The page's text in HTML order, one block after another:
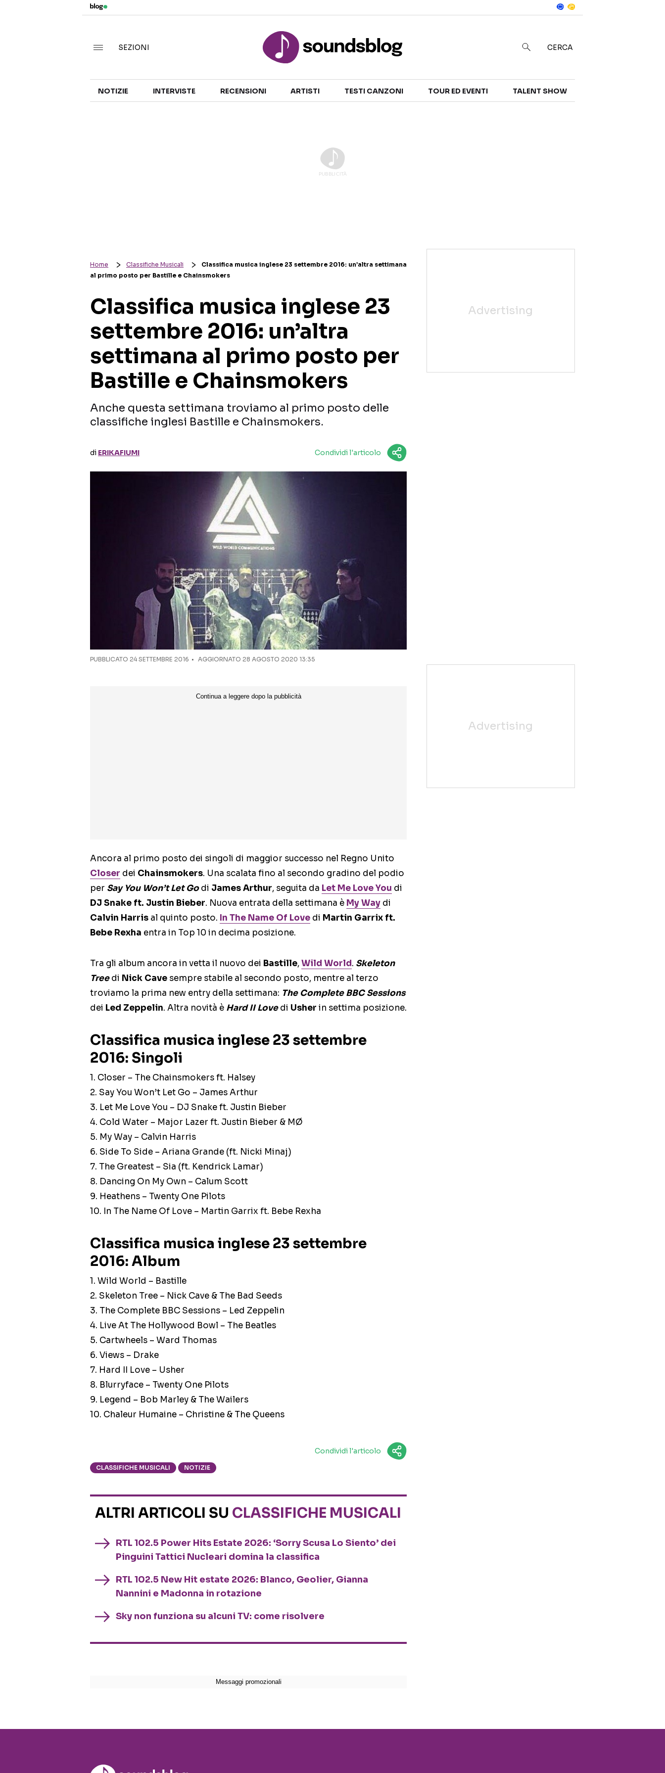
TALENT SHOW
SEZIONI CERCA
NOTIZIE INTERVISTE RECENSIONI ARTISTI TESTI CANZONI TOUR ED EVENTI TALENT SHOW
Home Classifiche Musicali
Classifica musica inglese 23 settembre 2016: un’altra settimana
al primo posto per Bastille e Chainsmokers
Classifica musica inglese 23
settembre 2016: un’altra
settimana al primo posto per
Bastille e Chainsmokers
Anche questa settimana troviamo al primo posto delle
classifiche inglesi Bastille e Chainsmokers.
di ERIKAFIUMI Condividi l'articolo
PUBBLICATO 24 SETTEMBRE 2016 AGGIORNATO 28 AGOSTO 2020 13:35
Ancora al primo posto dei singoli di maggior successo nel Regno Unito
Closer dei Chainsmokers. Una scalata fino al secondo gradino del podio
per Say You Won’t Let Godi James Arthur, seguita da Let Me Love You di
DJ Snake ft. Justin Bieber. Nuova entrata della settimana è My Way di
Calvin Harris al quinto posto. In The Name Of Love di Martin Garrix ft.
Bebe Rexha entra in Top 10 in decima posizione.
Tra gli album ancora in vetta il nuovo dei Bastille,Wild World. Skeleton
Treedi Nick Cave sempre stabile al secondo posto, mentre al terzo
troviamo la prima new entry della settimana: The Complete BBC Sessions
dei Led Zeppelin. Altra novità è Hard II Lovedi Usher in settima posizione.
Classifica musica inglese 23 settembre
2016: Singoli
1. Closer – The Chainsmokers ft. Halsey
2. Say You Won’t Let Go – James Arthur
3. Let Me Love You – DJ Snake ft. Justin Bieber
4. Cold Water – Major Lazer ft. Justin Bieber & MØ
5. My Way – Calvin Harris
6. Side To Side – Ariana Grande (ft. Nicki Minaj)
7. The Greatest – Sia (ft. Kendrick Lamar)
8. Dancing On My Own – Calum Scott
9. Heathens – Twenty One Pilots
10. In The Name Of Love – Martin Garrix ft. Bebe Rexha
Classifica musica inglese 23 settembre
2016: Album
1. Wild World – Bastille
2. Skeleton Tree – Nick Cave & The Bad Seeds
3. The Complete BBC Sessions – Led Zeppelin
4. Live At The Hollywood Bowl – The Beatles
5. Cartwheels – Ward Thomas
6. Views – Drake
7. Hard II Love – Usher
8. Blurryface – Twenty One Pilots
9. Legend – Bob Marley & The Wailers
10. Chaleur Humaine – Christine & The Queens
Condividi l'articolo
CLASSIFICHE MUSICALI NOTIZIE
ALTRI ARTICOLI SU CLASSIFICHE MUSICALI
RTL 102.5 Power Hits Estate 2026: ‘Sorry Scusa Lo Siento’ dei
Pinguini Tattici Nucleari domina la classifica
RTL 102.5 New Hit estate 2026: Blanco, Geolier, Gianna
Nannini e Madonna in rotazione
Sky non funziona su alcuni TV: come risolvere